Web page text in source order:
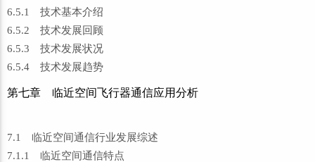
6.5.1 技术基本介绍
6.5.2 技术发展回顾
6.5.3 技术发展状况
6.5.4 技术发展趋势
第七章 临近空间飞行器通信应用分析
7.1 临近空间通信行业发展综述
7.1.1 临近空间通信特点